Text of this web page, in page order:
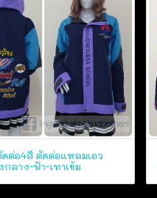
ต่อ4สี ตัดต่อแหลมเอว
ลาง-ฟ้า-เทาเข้ม